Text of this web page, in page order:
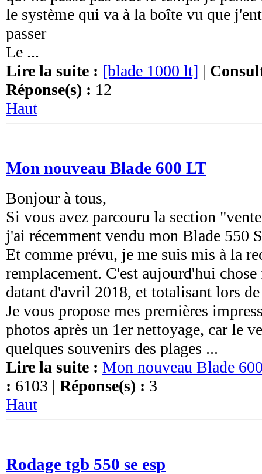
le système qui va à la boîte vu que
passer
Le ...
Lire la suite : [blade 1000 lt] |
Réponse(s) : 12
Haut
Mon nouveau Blade 600 LT
Bonjour à tous,
Si vous avez parcouru la section
j'ai récemment vendu mon Blade 550
Et comme prévu, je me suis mis à la
remplacement. C'est aujourd'hui
datant d'avril 2018, et totalisant lors
Je vous propose mes premières
photos après un 1er nettoyage, car le
quelques souvenirs des plages ...
Lire la suite : Mon nouveau Blade
: 6103 | Réponse(s) : 3
Haut
Rodage tgb 550 se esp